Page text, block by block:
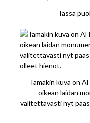
Tässä
Tämäkin kuva on
oikean laidan
valitettavasti nyt